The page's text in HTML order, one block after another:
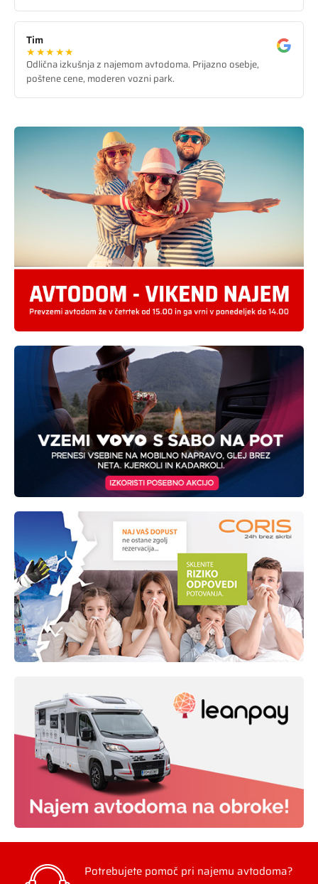
Tim
★★★★★
Odlična izkušnja z najemom avtodoma. Prijazno osebje,
poštene cene, moderen vozni park.
Potrebujete pomoč pri najemu avtodoma?